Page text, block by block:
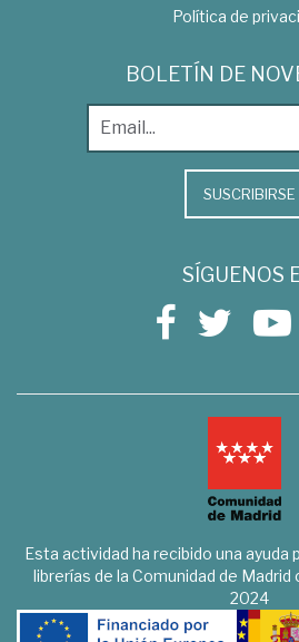
Política de
BOLETÍN DE
SUSCRIBIRSE
SÍGUENOS
Esta actividad ha recibido una ayuda
librerías de la Comunidad de
2024